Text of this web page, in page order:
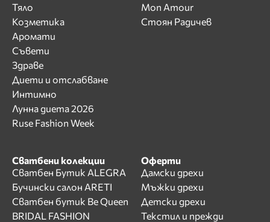
Тяло
Козметика
Аромати
Съвети
Здраве
Диети и отслабване
Интимно
Лунна диета 2026
Ruse Fashion Week
Mon Amour
Стоян Радичев
Сватбени колекции
Сватбен Бутик ALEGRA
Бучински салон ARETI
Сватбен бутик Be Queen
BRIDAL FASHION
Оферти
Дамски дрехи
Мъжки дрехи
Детски дрехи
Текстил и прежди